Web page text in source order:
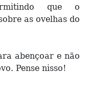
que o
as ovelhas do
abençoar e não
Pense nisso!